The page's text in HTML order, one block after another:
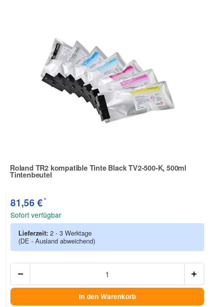
Roland TR2 kompatible Tinte Black TV2-500-K, 500ml
Tintenbeutel
81,56 €*
Sofort verfügbar
Lieferzeit: 2 - 3 Werktage
(DE - Ausland abweichend)
In den Warenkorb